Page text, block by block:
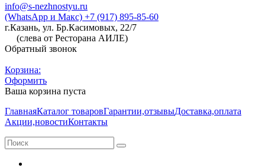
info@s-nezhnostyu.ru
(WhatsApp и Макс) +7 (917) 895-85-60
г.Казань, ул. Бр.Касимовых, 22/7
(слева от Ресторана АИЛЕ)
Обратный звонок
Корзина:
Оформить
Ваша корзина пуста
ГлавнаяКаталог товаровГарантии,отзывыДоставка,оплата
Акции,новостиКонтакты